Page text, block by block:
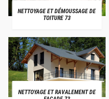
NETTOYAGE ET DÉMOUSSAGE DE
TOITURE 73
NETTOYAGE ET RAVALEMENT DE